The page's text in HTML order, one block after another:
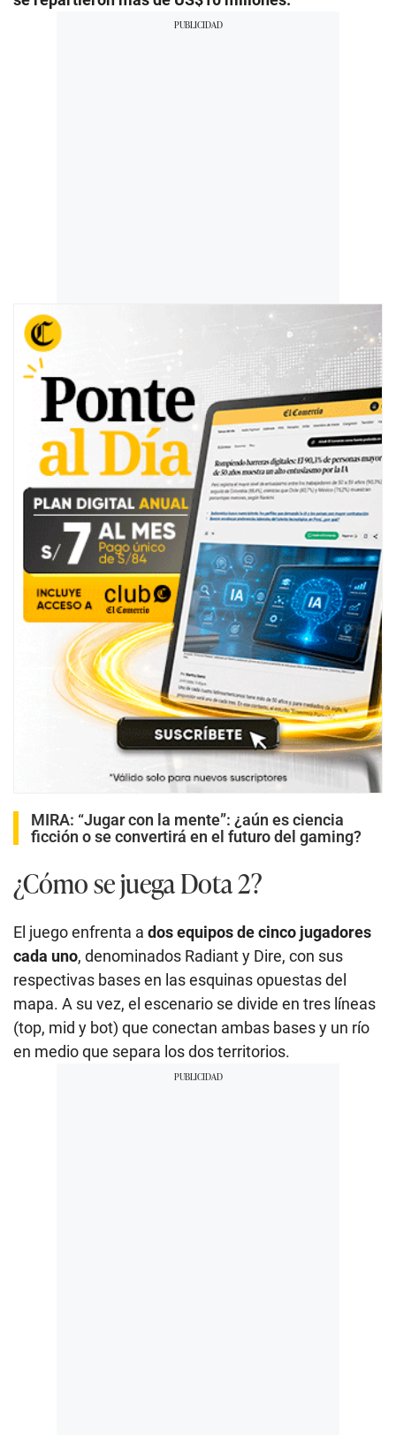
MIRA: “Jugar con la mente”: ¿aún es ciencia
ficción o se convertirá en el futuro del gaming?
¿Cómo se juega Dota 2?
El juego enfrenta a dos equipos de cinco jugadores
cada uno, denominados Radiant y Dire, con sus
respectivas bases en las esquinas opuestas del
mapa. A su vez, el escenario se divide en tres líneas
(top, mid y bot) que conectan ambas bases y un río
en medio que separa los dos territorios.